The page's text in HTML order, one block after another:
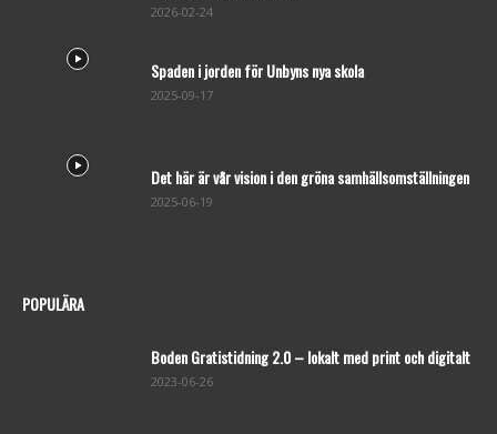
2026-02-24
Spaden i jorden för Unbyns nya skola
2025-09-17
Det här är vår vision i den gröna samhällsomställningen
2025-06-19
POPULÄRA
Boden Gratistidning 2.0 – lokalt med print och digitalt
2023-06-26